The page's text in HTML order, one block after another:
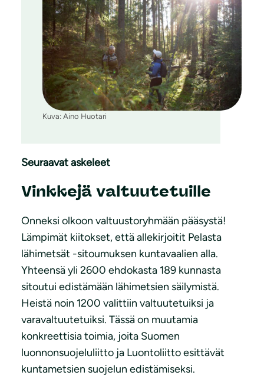
Kuva: Aino Huotari
Seuraavat askeleet
Vinkkejä valtuutetuille
Onneksi olkoon valtuustoryhmään pääsystä!
Lämpimät kiitokset, että allekirjoitit Pelasta
lähimetsät -sitoumuksen kuntavaalien alla.
Yhteensä yli 2600 ehdokasta 189 kunnasta
sitoutui edistämään lähimetsien säilymistä.
Heistä noin 1200 valittiin valtuutetuiksi ja
varavaltuutetuiksi. Tässä on muutamia
konkreettisia toimia, joita Suomen
luonnonsuojeluliitto ja Luontoliitto esittävät
kuntametsien suojelun edistämiseksi.